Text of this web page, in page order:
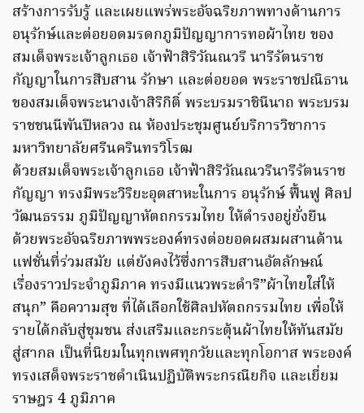
สร้างการรับรู้ และเผยแพร่พระอัจฉริยภาพทางด้านการ
อนุรักษ์และต่อยอดมรดกภูมิปัญญาการทอผ้าไทย ของ
สมเด็จพระเจ้าลูกเธอ เจ้าฟ้าสิริวัณณวรี นารีรัตนราช
กัญญาในการสืบสาน รักษา และต่อยอด พระราชปณิธาน
ของสมเด็จพระนางเจ้าสิริกิติ์ พระบรมราชินีนาถ พระบรม
ราชชนนีพันปีหลวง ณ ห้องประชุมศูนย์บริการวิชาการ
มหาวิทยาลัยศรีนครินทรวิโรฒ
​ด้วยสมเด็จพระเจ้าลูกเธอ เจ้าฟ้าสิริวัณณวรีนารีรัตนราช
กัญญา ทรงมีพระวิริยะอุตสาหะในการ อนุรักษ์ ฟื้นฟู ศิลป
วัฒนธรรม ภูมิปัญญาหัตถกรรมไทย ให้ดำรงอยู่ยั่งยืน
ด้วยพระอัจฉริยภาพพระองค์ทรงต่อยอดผสมผสานด้าน
แฟชั่นที่ร่วมสมัย แต่ยังคงไว้ซึ่งการสืบสานอัตลักษณ์
เรื่องราวประจำภูมิภาค ทรงมีแนวพระดำริ”ผ้าไทยใส่ให้
สนุก” คือความสุข ที่ได้เลือกใช้ศิลปหัตถกรรมไทย เพื่อให้
รายได้กลับสู่ชุมชน ส่งเสริมและกระตุ้นผ้าไทยให้ทันสมัย
สู่สากล เป็นที่นิยมในทุกเพศทุกวัยและทุกโอกาส พระองค์
ทรงเสด็จพระราชดำเนินปฏิบัติพระกรณียกิจ และเยี่ยม
ราษฎร 4 ภูมิภาค